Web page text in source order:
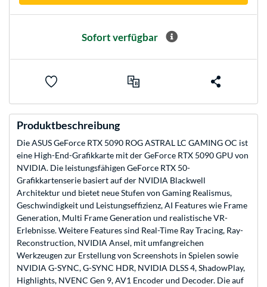
Sofort verfügbar
Produktbeschreibung
Die ASUS GeForce RTX 5090 ROG ASTRAL LC GAMING OC ist
eine High-End-Grafikkarte mit der GeForce RTX 5090 GPU von
NVIDIA. Die leistungsfähigen GeForce RTX 50-
Grafikkartenserie basiert auf der NVIDIA Blackwell
Architektur und bietet neue Stufen von Gaming Realismus,
Geschwindigkeit und Leistungseffizienz, AI Features wie Frame
Generation, Multi Frame Generation und realistische VR-
Erlebnisse. Weitere Features sind Real-Time Ray Tracing, Ray-
Reconstruction, NVIDIA Ansel, mit umfangreichen
Werkzeugen zur Erstellung von Screenshots in Spielen sowie
NVIDIA G-SYNC, G-SYNC HDR, NVIDIA DLSS 4, ShadowPlay,
Highlights, NVENC Gen 9, AV1 Encoder und Decoder. Die auf